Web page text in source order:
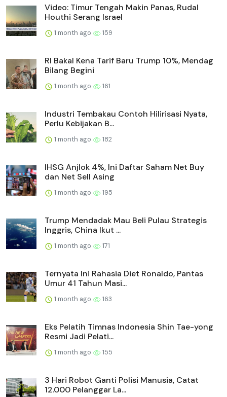
Video: Timur Tengah Makin Panas, Rudal
Houthi Serang Israel
1 month ago 159
RI Bakal Kena Tarif Baru Trump 10%, Mendag
Bilang Begini
1 month ago 161
Industri Tembakau Contoh Hilirisasi Nyata,
Perlu Kebijakan B...
1 month ago 182
IHSG Anjlok 4%, Ini Daftar Saham Net Buy
dan Net Sell Asing
1 month ago 195
Trump Mendadak Mau Beli Pulau Strategis
Inggris, China Ikut ...
1 month ago 171
Ternyata Ini Rahasia Diet Ronaldo, Pantas
Umur 41 Tahun Masi...
1 month ago 163
Eks Pelatih Timnas Indonesia Shin Tae-yong
Resmi Jadi Pelati...
1 month ago 155
3 Hari Robot Ganti Polisi Manusia, Catat
12.000 Pelanggar La...